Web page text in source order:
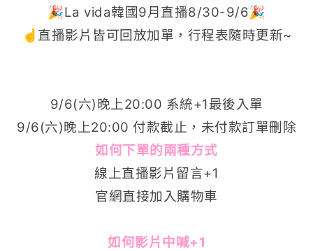
🎉La vida韓國9月直播8/30-9/6🎉
☝️直播影片皆可回放加單，行程表隨時更新~
9/6(六)晚上20:00 系統+1最後入單
9/6(六)晚上20:00 付款截止，未付款訂單刪除
如何下單的兩種方式
線上直播影片留言+1
官網直接加入購物車
如何影片中喊+1